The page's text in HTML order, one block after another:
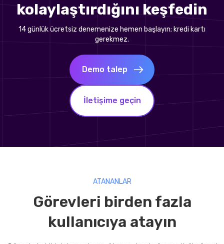
kolaylaştırdığını keşfedin
14 günlük ücretsiz denemenize hemen başlayın; kredi kartı
gerekmez.
Demo talep
İletişime geçin
ATANANLAR
Görevleri birden fazla
kullanıcıya atayın